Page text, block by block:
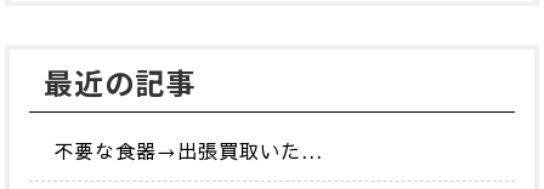
最近の記事
不要な食器→出張買取いた...